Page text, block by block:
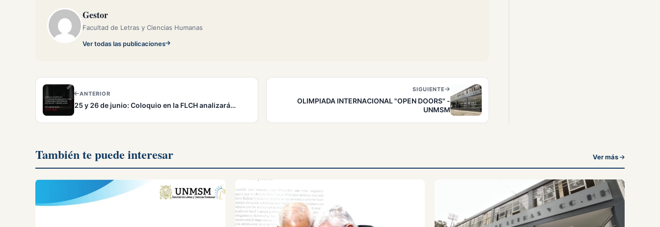
Gestor
Facultad de Letras y Ciencias Humanas
Ver todas las publicaciones
ANTERIOR
25 y 26 de junio: Coloquio en la FLCH analizará…
SIGUIENTE
OLIMPIADA INTERNACIONAL "OPEN DOORS" -
UNMSM
También te puede interesar Ver más